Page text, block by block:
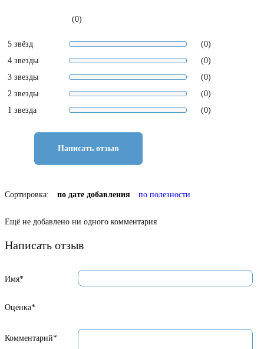
(0)
5 звёзд
(0)
4 звезды
(0)
3 звезды
(0)
2 звезды
(0)
1 звезда
(0)
Написать отзыв
Сортировка: по дате добавления по полезности
Ещё не добавлено ни одного комментария
Написать отзыв
Имя*
Оценка*
Комментарий*